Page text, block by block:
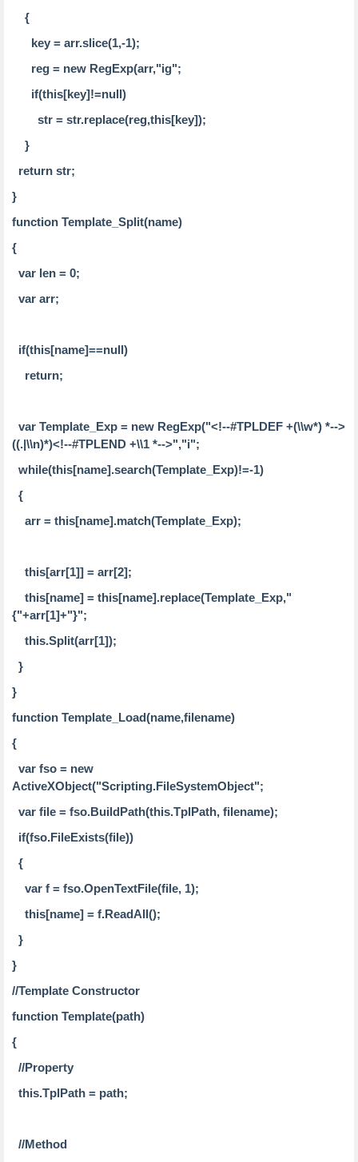
{
key = arr.slice(1,-1);
reg = new RegExp(arr,"ig";
if(this[key]!=null)
str = str.replace(reg,this[key]);
}
return str;
}
function Template_Split(name)
{
var len = 0;
var arr;
if(this[name]==null)
return;
var Template_Exp = new RegExp("<!--#TPLDEF +(\\w*) *-->
((.|\\n)*)<!--#TPLEND +\\1 *-->","i";
while(this[name].search(Template_Exp)!=-1)
{
arr = this[name].match(Template_Exp);
this[arr[1]] = arr[2];
this[name] = this[name].replace(Template_Exp,"
{"+arr[1]+"}";
this.Split(arr[1]);
}
}
function Template_Load(name,filename)
{
var fso = new
ActiveXObject("Scripting.FileSystemObject";
var file = fso.BuildPath(this.TplPath, filename);
if(fso.FileExists(file))
{
var f = fso.OpenTextFile(file, 1);
this[name] = f.ReadAll();
}
}
//Template Constructor
function Template(path)
{
//Property
this.TplPath = path;
//Method